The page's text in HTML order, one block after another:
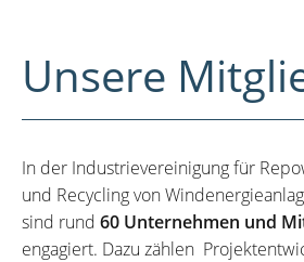
Unsere
In der Industrievereinigung für
und Recycling von
sind rund 60 Unternehmen und
engagiert. Dazu zählen